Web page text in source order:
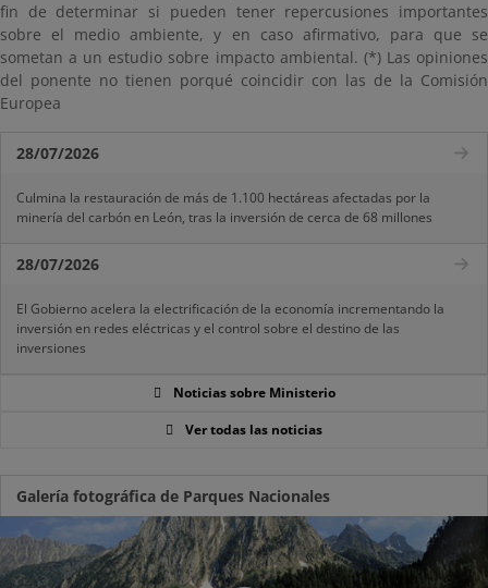
fin de determinar si pueden tener repercusiones importantes
sobre el medio ambiente, y en caso afirmativo, para que se
sometan a un estudio sobre impacto ambiental. (*) Las opiniones
del ponente no tienen porqué coincidir con las de la Comisión
Europea
28/07/2026
Culmina la restauración de más de 1.100 hectáreas afectadas por la
minería del carbón en León, tras la inversión de cerca de 68 millones
28/07/2026
El Gobierno acelera la electrificación de la economía incrementando la
inversión en redes eléctricas y el control sobre el destino de las
inversiones
Noticias sobre Ministerio
Ver todas las noticias
Galería fotográfica de Parques Nacionales